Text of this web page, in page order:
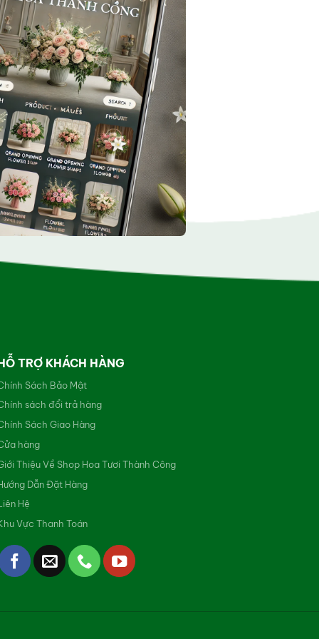
TRỢ KHÁCH HÀNG
Sách Bảo Mật
sách đổi trả hàng
Sách Giao Hàng
hàng
Thiệu Về Shop Hoa Tươi Thành Công
Dẫn Đặt Hàng
Hệ
Vực Thanh Toán